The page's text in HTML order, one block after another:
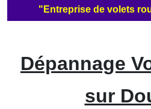
"Entreprise de volets
Dépannage
sur